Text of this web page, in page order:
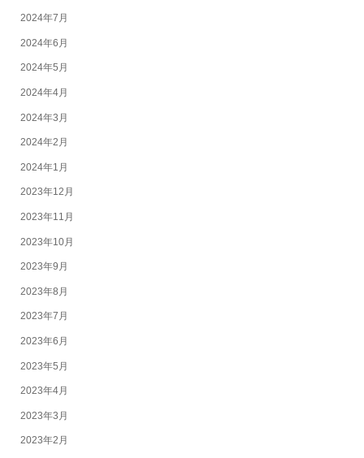
2024年7月
2024年6月
2024年5月
2024年4月
2024年3月
2024年2月
2024年1月
2023年12月
2023年11月
2023年10月
2023年9月
2023年8月
2023年7月
2023年6月
2023年5月
2023年4月
2023年3月
2023年2月